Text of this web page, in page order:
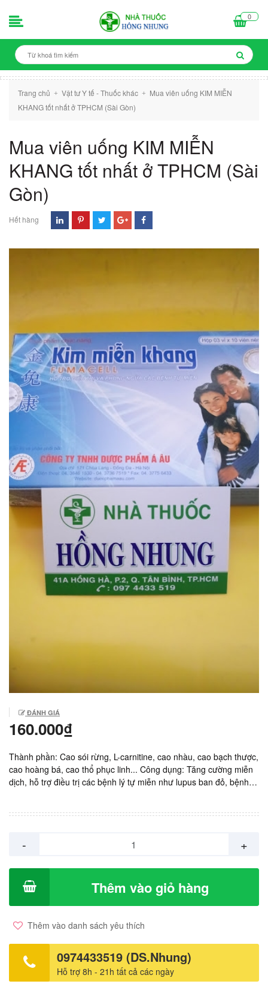
0
Trang chủ + Vật tư Y tế - Thuốc khác +
Mua viên uống KIM MIỄN
KHANG tốt nhất ở TPHCM (Sài Gòn)
Mua viên uống KIM MIỄN
KHANG tốt nhất ở TPHCM (Sài
Gòn)
Hết hàng
ĐÁNH GIÁ
160.000₫
Thành phần: Cao sói rừng, L-carnitine, cao nhàu, cao bạch thược,
cao hoàng bá, cao thổ phục linh... Công dụng: Tăng cường miễn
dịch, hỗ trợ điều trị các bệnh lý tự miễn như lupus ban đỏ, bệnh
- +
Thêm vào giỏ hàng
Thêm vào danh sách yêu thích
0974433519 (DS.Nhung)
Hỗ trợ 8h - 21h tất cả các ngày